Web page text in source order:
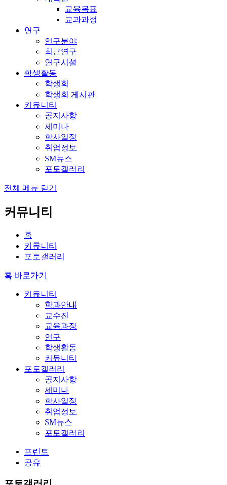
교육목표
교과과정
연구
연구분야
최근연구
연구시설
학생활동
학생회
학생회 게시판
커뮤니티
공지사항
세미나
학사일정
취업정보
SM뉴스
포토갤러리
전체 메뉴 닫기
커뮤니티
홈
커뮤니티
포토갤러리
홈 바로가기
커뮤니티
학과안내
교수진
교육과정
연구
학생활동
커뮤니티
포토갤러리
공지사항
세미나
학사일정
취업정보
SM뉴스
포토갤러리
프린트
공유